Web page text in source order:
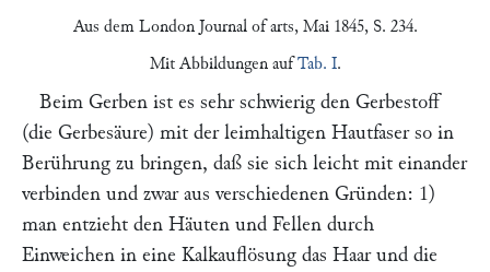
Aus dem London Journal of arts, Mai 1845, S. 234.
Mit Abbildungen aufTab. I.
Beim Gerben ist es sehr schwierig den Gerbestoff
(die Gerbesäure) mit der leimhaltigen Hautfaser so in
Berührung zu bringen, daß sie sich leicht mit einander
verbinden und zwar aus verschiedenen Gründen: 1)
man entzieht den Häuten und Fellen durch
Einweichen in eine Kalkauflösung das Haar und die